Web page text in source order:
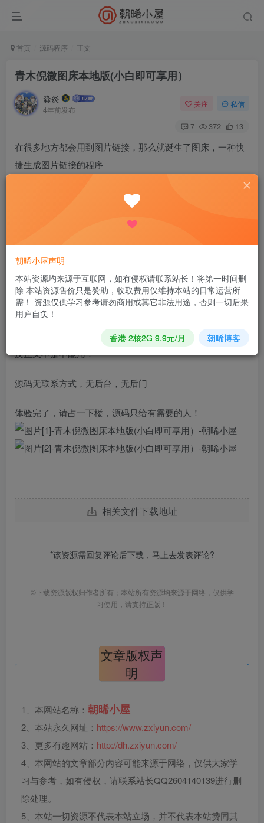
首页 源码程序 正文
青木倪微图床本地版(小白即可享用）
淼炎
4年前发布
关注 私信
7 372 13
在很多地方都会用到图片链接，那么就诞生了图床，一种快
捷生成图片链接的程序
网络上有那么多，对接阿里oss，腾讯cos，等等的图床，为
啥还要本地存储的，速度又慢，存储数据大又站内存，那我
源码上传即可使用，至于怎么上传，抱歉，这我帮不了你
Tis:过几天关掉，只是暂时演示一下，不要吃饱了撑着攻击
我！
本源码是用某个源码改的，至于好不好，又有什么关系呢？
反正又不是不能用！
源码无联系方式，无后台，无后门
体验完了，请占一下楼，源码只给有需要的人！
相关文件下载地址
*该资源需回复评论后下载，马上去发表评论?
©下载资源版权归作者所有；本站所有资源均来源于网络，仅供学
习使用，请支持正版！
文章版权声
明
1、本网站名称： 朝晞小屋
2、本站永久网址： https://www.zxiyun.com/
3、更多有趣网站： http://dh.zxiyun.com/
4、本网站的文章部分内容可能来源于网络，仅供大家学
习与参考，如有侵权，请联系站长QQ2604140139进行删
除处理。
5、本站一切资源不代表本站立场，并不代表本站赞同其
朝晞小屋声明
本站资源均来源于互联网，如有侵权请联系站长！将第一时间删
除 本站资源售价只是赞助，收取费用仅维持本站的日常运营所
需！ 资源仅供学习参考请勿商用或其它非法用途，否则一切后果
用户自负！
香港 2核2G 9.9元/月 朝晞博客